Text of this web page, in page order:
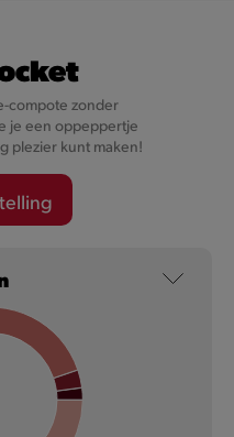
Biscoff®
speculoos. Smakelijk
compote zonder
je een oppeppertje
plezier kunt maken!